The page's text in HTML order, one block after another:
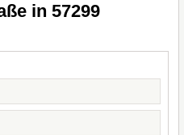
in 57299